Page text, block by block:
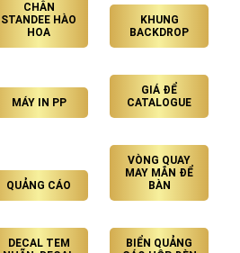
CHÂN
STANDEE HÀO
HOA
KHUNG
BACKDROP
MÁY IN PP
GIÁ ĐỂ
CATALOGUE
QUẢNG CÁO
VÒNG QUAY
MAY MẮN ĐỂ
BÀN
DECAL TEM
BIỂN QUẢNG